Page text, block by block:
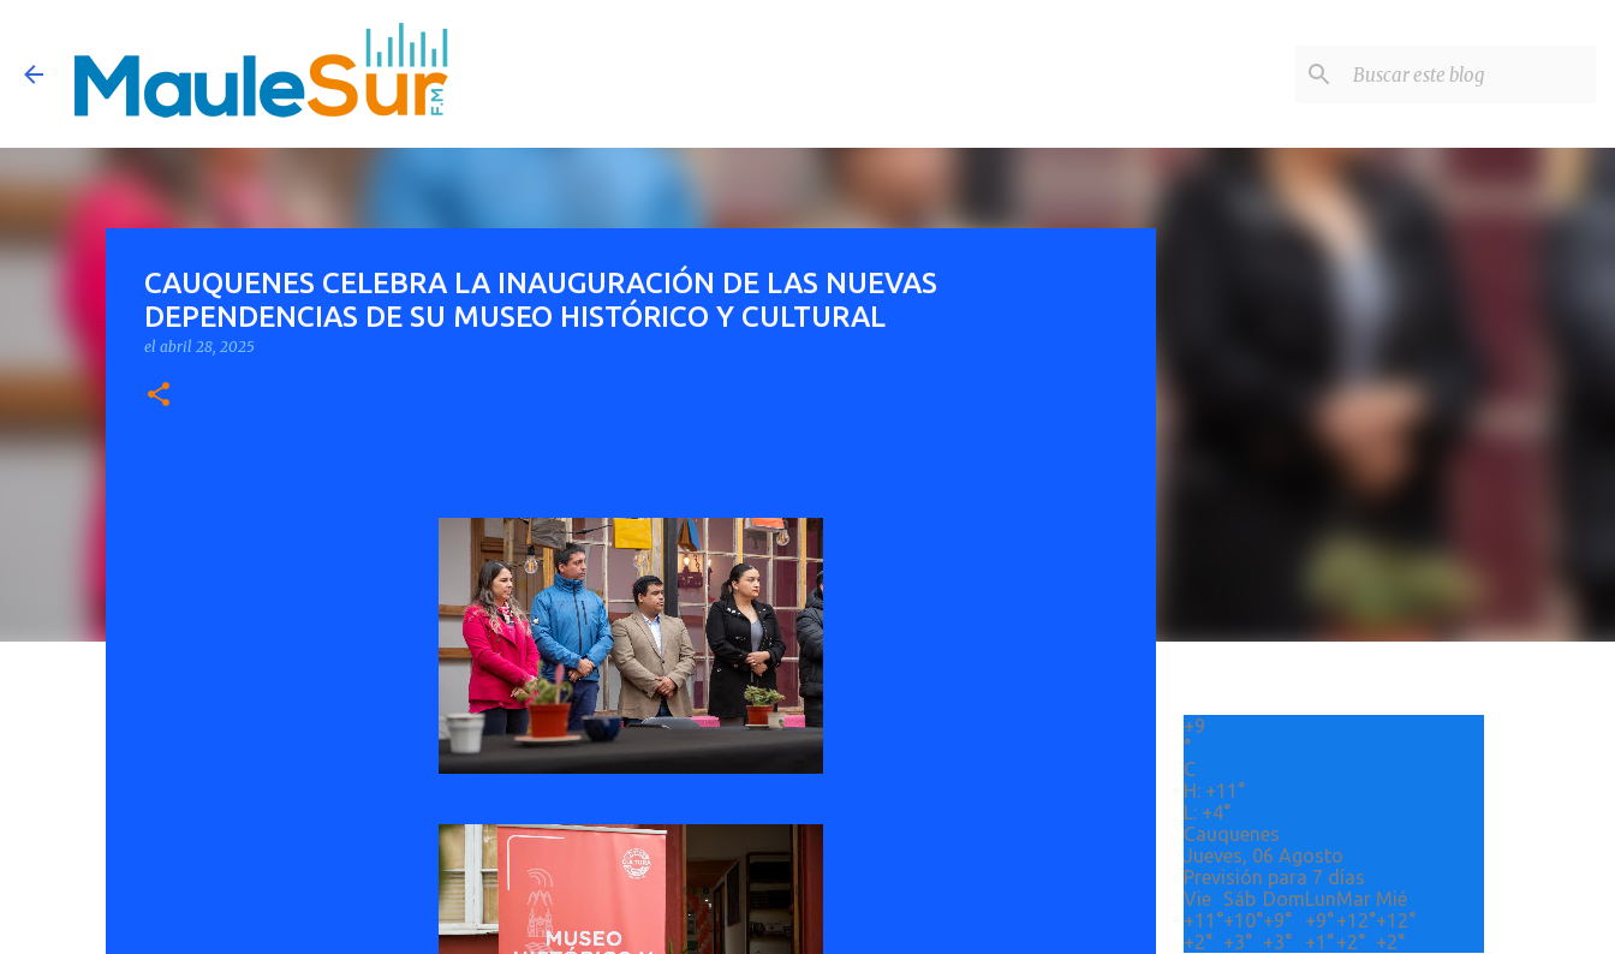
CAUQUENES CELEBRA LA INAUGURACIÓN DE LAS NUEVAS
DEPENDENCIAS DE SU MUSEO HISTÓRICO Y CULTURAL
el abril 28, 2025
+9
°
C
H: +11°
L: +4°
Cauquenes
Jueves, 06 Agosto
Previsión para 7 días
Vie
Sáb DomLunMar Mié
+11°+10°+9° +9°+12°+12°
+2° +3° +3° +1°+2° +2°